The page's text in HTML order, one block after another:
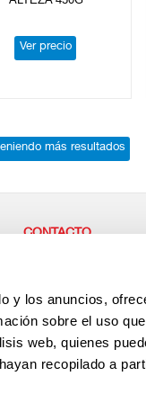
y los anuncios,
sobre el uso
web, quienes
recopilado a
Ver precio
más resultados
CONTACTO
España
+34 956 64 33 01
Antención al cliente
+34 696 237 022